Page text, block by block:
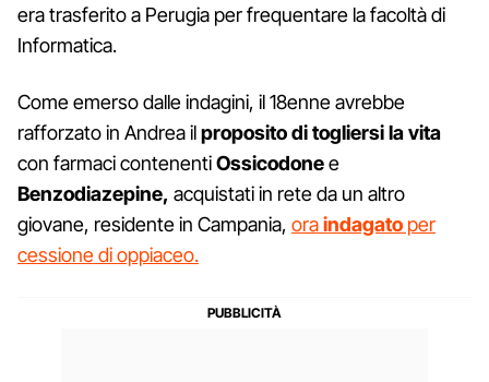
era trasferito a Perugia per frequentare la facoltà di
Informatica.
Come emerso dalle indagini, il 18enne avrebbe
rafforzato in Andrea ilproposito di togliersi la vita
con farmaci contenentiOssicodonee
Benzodiazepine, acquistati in rete da un altro
giovane, residente in Campania, oraindagato per
cessione di oppiaceo.